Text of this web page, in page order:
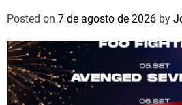
Posted on 7 de agosto de 2026 by